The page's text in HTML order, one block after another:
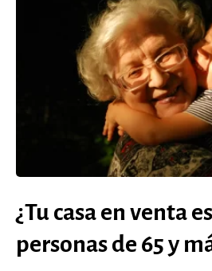
¿Tu casa en venta
personas de 65 y